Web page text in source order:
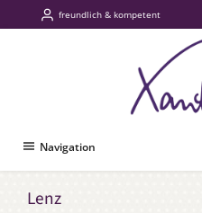
Zum Hauptinhalt springen
freundlich & kompetent
Navigation
Lenz